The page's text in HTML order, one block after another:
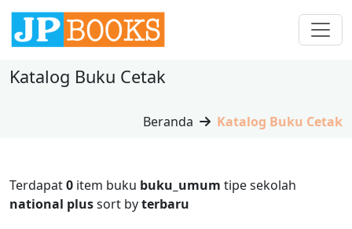
Katalog Buku Cetak
Beranda Katalog Buku Cetak
Terdapat0 item buku buku_umum tipe sekolah
national plussort byterbaru